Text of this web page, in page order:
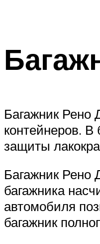
Багажник Рено
контейнеров.
защиты
Багажник Рено
багажника
автомобиля
багажник